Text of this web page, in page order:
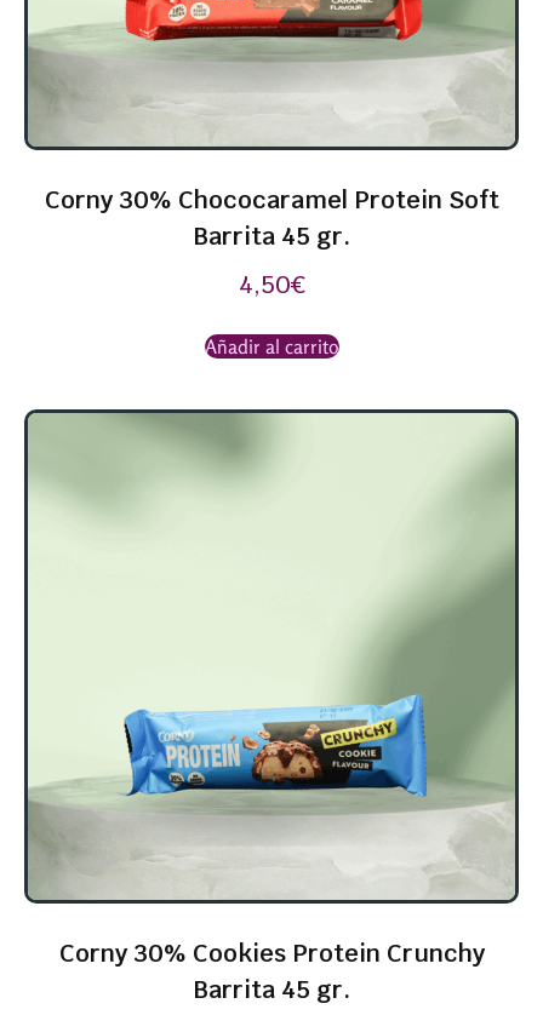
Corny 30% Chococaramel Protein Soft
Barrita 45 gr.
4,50€
Añadir al carrito
Corny 30% Cookies Protein Crunchy
Barrita 45 gr.